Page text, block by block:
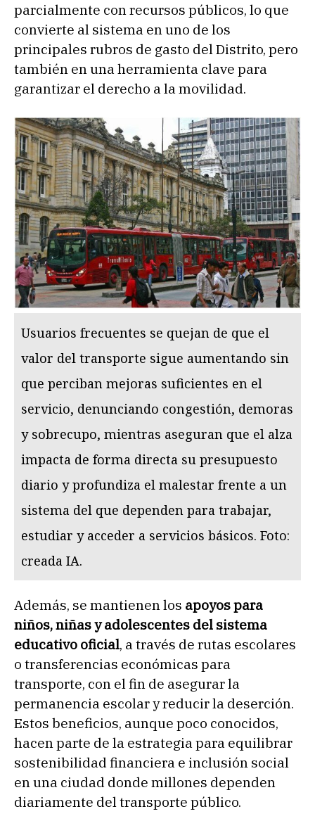
parcialmente con recursos públicos, lo que
convierte al sistema en uno de los
principales rubros de gasto del Distrito, pero
también en una herramienta clave para
garantizar el derecho a la movilidad.
Usuarios frecuentes se quejan de que el
valor del transporte sigue aumentando sin
que perciban mejoras suficientes en el
servicio, denunciando congestión, demoras
y sobrecupo, mientras aseguran que el alza
impacta de forma directa su presupuesto
diario y profundiza el malestar frente a un
sistema del que dependen para trabajar,
estudiar y acceder a servicios básicos. Foto:
creada IA.
Además, se mantienen los apoyos para
niños, niñas y adolescentes del sistema
educativo oficial, a través de rutas escolares
o transferencias económicas para
transporte, con el fin de asegurar la
permanencia escolar y reducir la deserción.
Estos beneficios, aunque poco conocidos,
hacen parte de la estrategia para equilibrar
sostenibilidad financiera e inclusión social
en una ciudad donde millones dependen
diariamente del transporte público.